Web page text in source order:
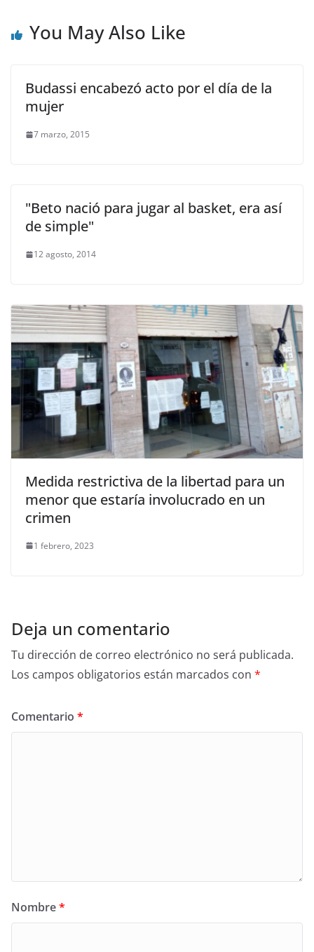
You May Also Like
Budassi encabezó acto por el día de la
mujer
7 marzo, 2015
"Beto nació para jugar al basket, era así
de simple"
12 agosto, 2014
Medida restrictiva de la libertad para un
menor que estaría involucrado en un
crimen
1 febrero, 2023
Deja un comentario
Tu dirección de correo electrónico no será publicada.
Los campos obligatorios están marcados con *
Comentario *
Nombre*